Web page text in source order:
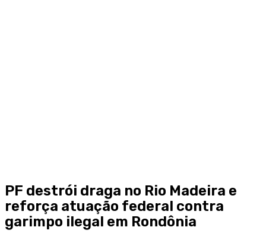
PF destrói draga no Rio Madeira e
reforça atuação federal contra
garimpo ilegal em Rondônia